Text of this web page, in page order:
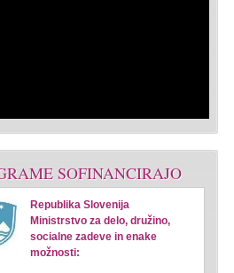
SOFINANCIRAJO
Republika Slovenija
Ministrstvo za delo, družino,
socialne zadeve in enake
možnosti: